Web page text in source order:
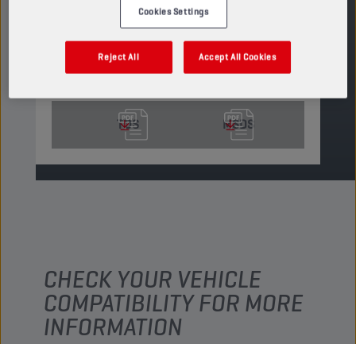
Ver tamaños y envases disponibles
ENCUENTRA UN PUNTO DE VENTA
TDS MSDS
CHECK YOUR VEHICLE
COMPATIBILITY FOR MORE
INFORMATION
Cookies Settings
Reject All Accept All Cookies